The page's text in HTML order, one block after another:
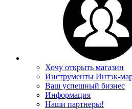
Хочу открыть магазин
Инструменты Интэк-
Ваш успешный бизнес
Информация
Наши партнеры!